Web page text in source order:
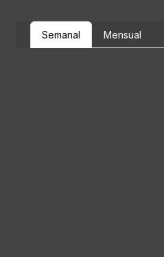
Semanal Mensual